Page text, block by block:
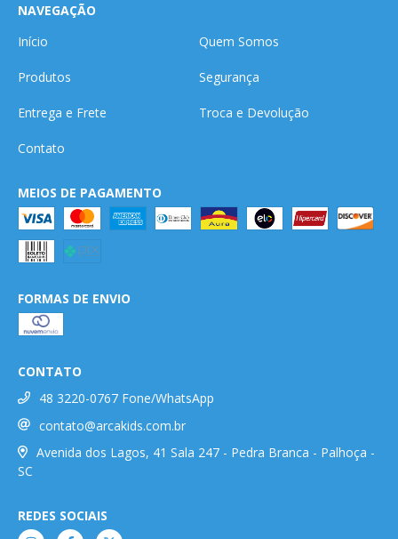
NAVEGAÇÃO
Início
Quem Somos
Produtos Segurança
Entrega e Frete Troca e Devolução
Contato
MEIOS DE PAGAMENTO
FORMAS DE ENVIO
CONTATO
48 3220-0767 Fone/WhatsApp
contato@arcakids.com.br
Avenida dos Lagos, 41 Sala 247 - Pedra Branca - Palhoça -
SC
REDES SOCIAIS